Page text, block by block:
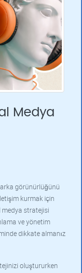
Medya
görünürlüğünü
kurmak için
medya stratejisi
ve yönetim
dikkate almanız
oluştururken